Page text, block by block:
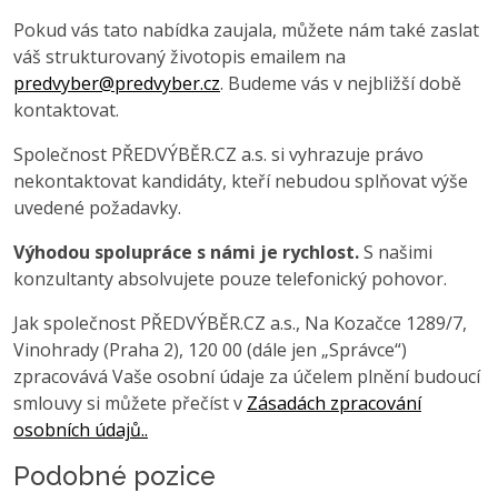
Pokud vás tato nabídka zaujala, můžete nám také zaslat
váš strukturovaný životopis emailem na
predvyber@predvyber.cz. Budeme vás v nejbližší době
kontaktovat.
Společnost PŘEDVÝBĚR.CZ a.s. si vyhrazuje právo
nekontaktovat kandidáty, kteří nebudou splňovat výše
uvedené požadavky.
Výhodou spolupráce s námi je rychlost.S našimi
konzultanty absolvujete pouze telefonický pohovor.
Jak společnost PŘEDVÝBĚR.CZ a.s., Na Kozačce 1289/7,
Vinohrady (Praha 2), 120 00 (dále jen „Správce“)
zpracovává Vaše osobní údaje za účelem plnění budoucí
smlouvy si můžete přečíst v Zásadách zpracování
osobních údajů..
Podobné pozice